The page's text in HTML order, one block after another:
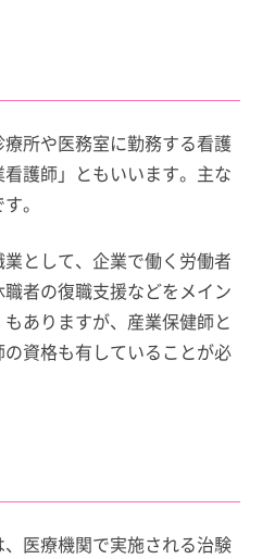
所や医務室に勤務する看護
護師」ともいいます。主な
。
として、企業で働く労働者
者の復職支援などをメイン
ありますが、産業保健師と
資格も有していることが必
医療機関で実施される治験